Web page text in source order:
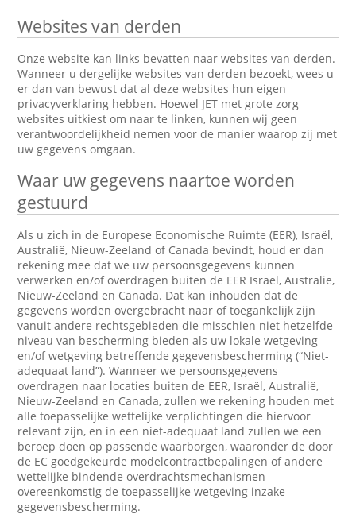
Websites van derden
Onze website kan links bevatten naar websites van derden.
Wanneer u dergelijke websites van derden bezoekt, wees u
er dan van bewust dat al deze websites hun eigen
privacyverklaring hebben. Hoewel JET met grote zorg
websites uitkiest om naar te linken, kunnen wij geen
verantwoordelijkheid nemen voor de manier waarop zij met
uw gegevens omgaan.
Waar uw gegevens naartoe worden
gestuurd
Als u zich in de Europese Economische Ruimte (EER), Israël,
Australië, Nieuw-Zeeland of Canada bevindt, houd er dan
rekening mee dat we uw persoonsgegevens kunnen
verwerken en/of overdragen buiten de EER Israël, Australië,
Nieuw-Zeeland en Canada. Dat kan inhouden dat de
gegevens worden overgebracht naar of toegankelijk zijn
vanuit andere rechtsgebieden die misschien niet hetzelfde
niveau van bescherming bieden als uw lokale wetgeving
en/of wetgeving betreffende gegevensbescherming (“Niet-
adequaat land”). Wanneer we persoonsgegevens
overdragen naar locaties buiten de EER, Israël, Australië,
Nieuw-Zeeland en Canada, zullen we rekening houden met
alle toepasselijke wettelijke verplichtingen die hiervoor
relevant zijn, en in een niet-adequaat land zullen we een
beroep doen op passende waarborgen, waaronder de door
de EC goedgekeurde modelcontractbepalingen of andere
wettelijke bindende overdrachtsmechanismen
overeenkomstig de toepasselijke wetgeving inzake
gegevensbescherming.